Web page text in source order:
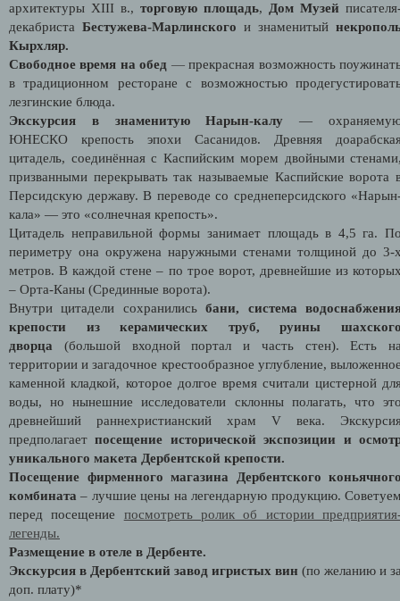
архитектуры XIII в., торговую площадь, Дом Музей
декабриста Бестужева-Марлинского и знаменитый
Кырхляр.
Свободное время на обед —прекрасная возможность
в традиционном ресторане c возможностью
лезгинские блюда.
Экскурсия в знаменитую Нарын-калу —
ЮНЕСКО крепость эпохи Сасанидов. Древняя
цитадель, соединённая с Каспийским морем двойными
призванными перекрывать так называемые Каспийские ворота
Персидскую державу. В переводе со среднеперсидского
кала» — это «солнечная крепость».
Цитадель неправильной формы занимает площадь в 4,5 га.
периметру она окружена наружными стенами толщиной до 3-
метров. В каждой стене – по трое ворот, древнейшие из
– Орта-Каны (Срединные ворота).
Внутри цитадели сохранилисьбани, система
крепости из керамических труб, руины
дворца (большой входной портал и часть стен). Есть
территории и загадочное крестообразное углубление,
каменной кладкой, которое долгое время считали цистерной
воды, но нынешние исследователи склонны полагать, что
древнейший раннехристианский храм V века.
предполагаетпосещение исторической экспозиции и
уникального макета Дербентской крепости.
Посещение фирменного магазина Дербентского
комбината – лучшие цены на легендарную продукцию.
перед посещение посмотреть ролик об истории
легенды.
Размещение в отеле в Дербенте.
Экскурсия в Дербентский завод игристых вин (по желанию и
доп. плату)*